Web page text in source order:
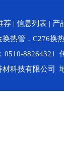
荐| 信息列表| 产
换热管 ， C276换
0510-88264321
材科技有限公司